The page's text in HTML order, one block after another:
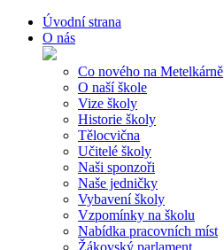
Úvodní strana
O nás
Co nového na Metelkárně
O naší škole
Vize školy
Historie školy
Tělocvična
Učitelé školy
Naši sponzoři
Naše jedničky
Vybavení školy
Vzpomínky na školu
Nabídka pracovních míst
Žákovský parlament